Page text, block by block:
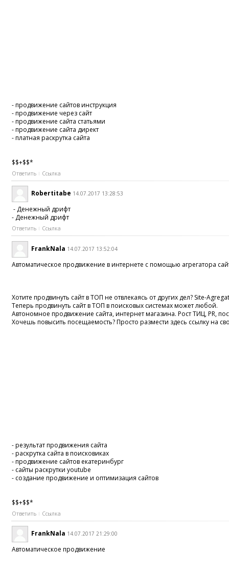
- продвижение сайтов инструкция
- продвижение через сайт
- продвижение сайта статьями
- продвижение сайта директ
- платная раскрутка сайта
$$+$$*
Ответить Ссылка
Robertitabe 14.07.2017 13:28:53
- Денежный дрифт
- Денежный дрифт
Ответить Ссылка
FrankNala 14.07.2017 13:52:04
Автоматическое продвижение в интернете с помощью агрегатора
Хотите продвинуть сайт в ТОП не отвлекаясь от других дел? Site-
Теперь продвинуть сайт в ТОП в поисковых системах может любой.
Автономное продвижение сайта, интернет магазина. Рост ТИЦ, PR,
Хочешь повысить посещаемость? Просто размести здесь ссылку на
- результат продвижения сайта
- раскрутка сайта в поисковиках
- продвижение сайтов екатеринбург
- сайты раскрутки youtube
- создание продвижение и оптимизация сайтов
$$+$$*
Ответить Ссылка
FrankNala 14.07.2017 21:29:00
Автоматическое продвижение